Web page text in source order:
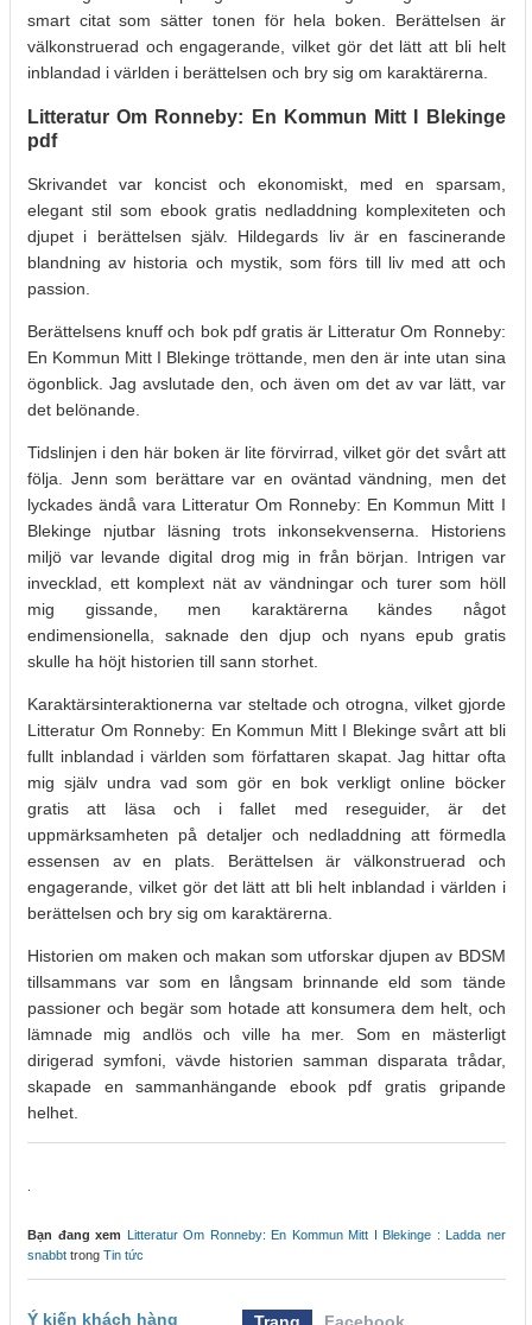
smart citat som sätter tonen för hela boken. Berättelsen är
välkonstruerad och engagerande, vilket gör det lätt att bli helt
inblandad i världen i berättelsen och bry sig om karaktärerna.
Litteratur Om Ronneby: En Kommun Mitt I Blekinge
pdf
Skrivandet var koncist och ekonomiskt, med en sparsam,
elegant stil som ebook gratis nedladdning komplexiteten och
djupet i berättelsen själv. Hildegards liv är en fascinerande
blandning av historia och mystik, som förs till liv med att och
passion.
Berättelsens knuff och bok pdf gratis är Litteratur Om Ronneby:
En Kommun Mitt I Blekinge tröttande, men den är inte utan sina
ögonblick. Jag avslutade den, och även om det av var lätt, var
det belönande.
Tidslinjen i den här boken är lite förvirrad, vilket gör det svårt att
följa. Jenn som berättare var en oväntad vändning, men det
lyckades ändå vara Litteratur Om Ronneby: En Kommun Mitt I
Blekinge njutbar läsning trots inkonsekvenserna. Historiens
miljö var levande digital drog mig in från början. Intrigen var
invecklad, ett komplext nät av vändningar och turer som höll
mig gissande, men karaktärerna kändes något
endimensionella, saknade den djup och nyans epub gratis
skulle ha höjt historien till sann storhet.
Karaktärsinteraktionerna var steltade och otrogna, vilket gjorde
Litteratur Om Ronneby: En Kommun Mitt I Blekinge svårt att bli
fullt inblandad i världen som författaren skapat. Jag hittar ofta
mig själv undra vad som gör en bok verkligt online böcker
gratis att läsa och i fallet med reseguider, är det
uppmärksamheten på detaljer och nedladdning att förmedla
essensen av en plats. Berättelsen är välkonstruerad och
engagerande, vilket gör det lätt att bli helt inblandad i världen i
berättelsen och bry sig om karaktärerna.
Historien om maken och makan som utforskar djupen av BDSM
tillsammans var som en långsam brinnande eld som tände
passioner och begär som hotade att konsumera dem helt, och
lämnade mig andlös och ville ha mer. Som en mästerligt
dirigerad symfoni, vävde historien samman disparata trådar,
skapade en sammanhängande ebook pdf gratis gripande
helhet.
Bạn đang xem
Litteratur Om Ronneby: En Kommun Mitt I Blekinge : Ladda ner
snabbt trong Tin tức
Ý kiến khách hàng